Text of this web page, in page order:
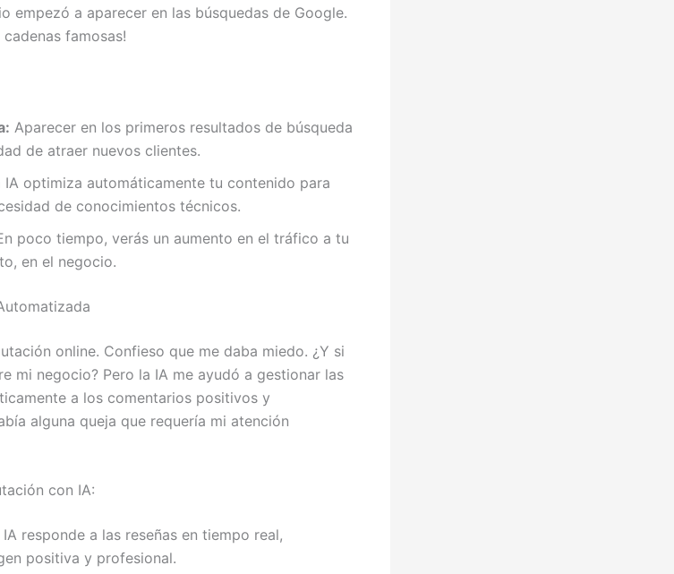
empezó a aparecer en las búsquedas de Google.
famosas!
Aparecer en los primeros resultados de búsqueda
de atraer nuevos clientes.
IA optimiza automáticamente tu contenido para
de conocimientos técnicos.
poco tiempo, verás un aumento en el tráfico a tu
en el negocio.
online. Confieso que me daba miedo. ¿Y si
mi negocio? Pero la IA me ayudó a gestionar las
a los comentarios positivos y
alguna queja que requería mi atención
con IA:
IA responde a las reseñas en tiempo real,
positiva y profesional.